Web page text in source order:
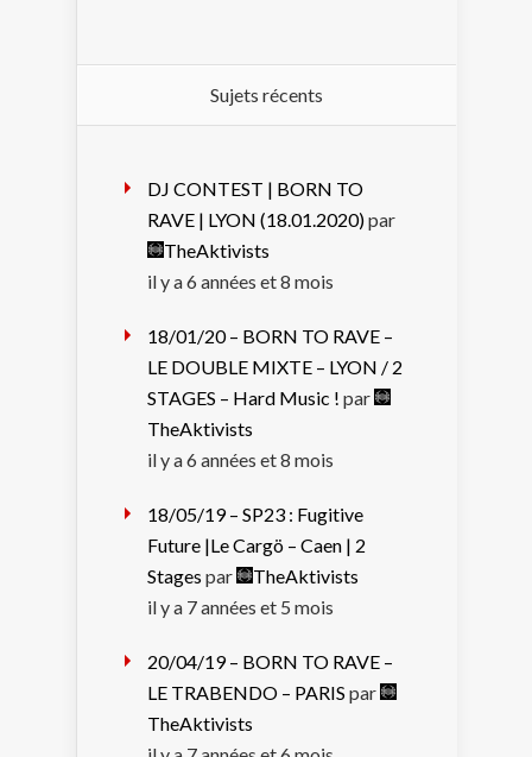
Sujets récents
DJ CONTEST | BORN TO
RAVE | LYON (18.01.2020)par
TheAktivists
il y a 6 années et 8 mois
18/01/20 – BORN TO RAVE –
LE DOUBLE MIXTE – LYON / 2
STAGES – Hard Music ! par
TheAktivists
il y a 6 années et 8 mois
18/05/19 – SP23 : Fugitive
Future |Le Cargö – Caen | 2
Stages par
TheAktivists
il y a 7 années et 5 mois
20/04/19 – BORN TO RAVE –
LE TRABENDO – PARIS par
TheAktivists